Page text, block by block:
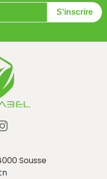
S'inscrire
Sousse